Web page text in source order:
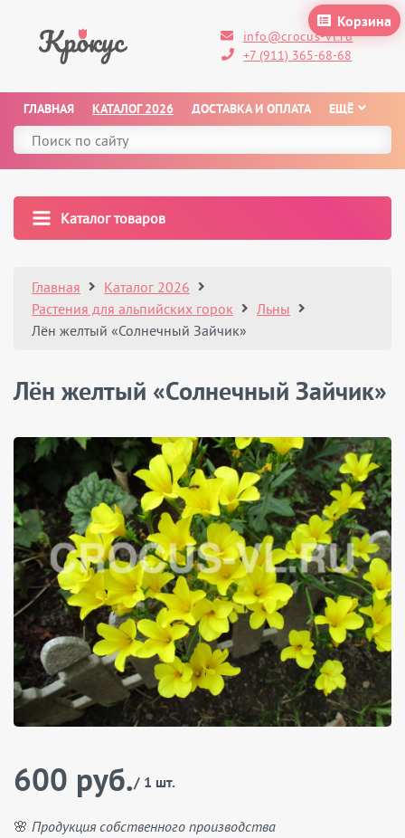
Корзина
info@crocus-vl.ru
+7 (911) 365-68-68
ГЛАВНАЯ КАТАЛОГ 2026 ДОСТАВКА И ОПЛАТА ЕЩЁ
Каталог товаров
Главная
Каталог 2026
Растения для альпийских горок
Льны
Лён желтый «Солнечный Зайчик»
Лён желтый «Солнечный Зайчик»
600 руб./ 1 шт.
🌸 Продукция собственного производства